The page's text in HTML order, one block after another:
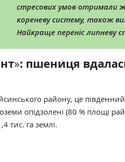
стресових умов отримали
кореневу систему, також
Найкраще переніс липневу
»: пшениця
району, це південний
опідзолені (80 % площі
тис. га землі.